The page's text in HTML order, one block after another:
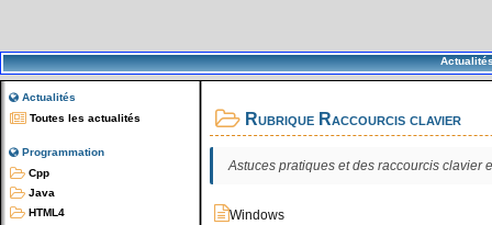
Actualités
Toutes les actualités
Programmation
Cpp
Java
HTML4
Rubrique Raccourcis clavier
Astuces pratiques et des raccourcis clavier
Windows